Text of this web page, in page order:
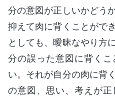
分の意図が正しいかどう
抑えて肉に背くことがで
としても、曖昧なやり方
分の誤った意図に背く
い。それが自分の肉に背
の意図、思い、考えが